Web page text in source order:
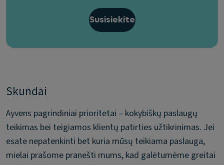
Susisiekite
Skundai
Ayvens pagrindiniai prioritetai – kokybiškų paslaugų
teikimas bei teigiamos klientų patirties užtikrinimas. Jei
esate nepatenkinti bet kuria mūsų teikiama paslauga,
mielai prašome pranešti mums, kad galėtumėme greitai